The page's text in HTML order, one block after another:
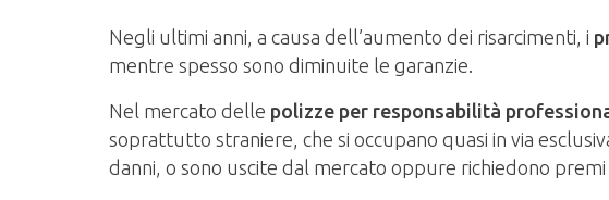
Negli ultimi anni, a causa dell’aumento dei risarcimenti, i
mentre spesso sono diminuite le garanzie.
Nel mercato delle polizze per responsabilità
soprattutto straniere, che si occupano quasi in via
danni, o sono uscite dal mercato oppure richiedono premi